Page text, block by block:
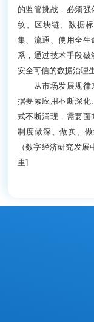
的监管挑战，必须
纹、区块链、数据
集、流通、使用全生
系，通过技术手段
安全可信的数据治理
从市场发展规律来
据要素应用不断深化
式不断涌现，需要面
制度做深、做实、
（数字经济研究发
里]